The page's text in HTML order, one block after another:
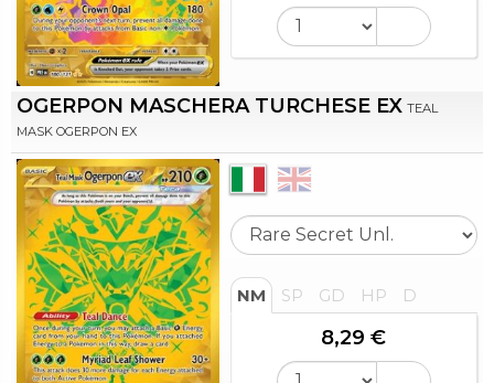
OGERPON MASCHERA TURCHESE EX TEAL
MASK OGERPON EX
NM SP GD HP D
8,29 €